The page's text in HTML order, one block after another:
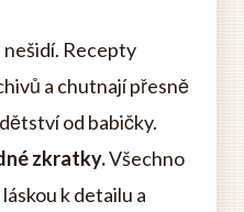
nešidí. Recepty
a chutnají přesně
od babičky.
zkratky.Všechno
k detailu a